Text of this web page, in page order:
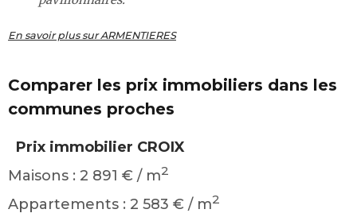
En savoir plus sur ARMENTIERES
Comparer les prix immobiliers dans les
communes proches
Prix immobilier CROIX
Maisons : 2 891 € / m2
Appartements : 2 583 € / m2